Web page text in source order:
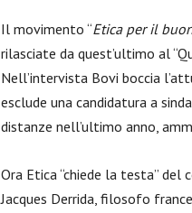
Il movimento “Etica per il
rilasciate da quest’ultimo al
Nell’intervista Bovi boccia
esclude una candidatura a
distanze nell’ultimo anno,
Ora Etica “chiede la testa”
Jacques Derrida, filosofo